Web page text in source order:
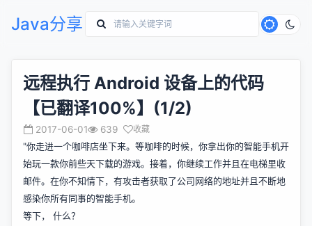
Java分享
远程执行 Android 设备上的代码
【已翻译100%】(1/2)
2017-06-01 639 收藏
"你走进一个咖啡店坐下来。等咖啡的时候，你拿出你的智能手机开
始玩一款你前些天下载的游戏。接着，你继续工作并且在电梯里收
邮件。在你不知情下，有攻击者获取了公司网络的地址并且不断地
感染你所有同事的智能手机。
等下， 什么？